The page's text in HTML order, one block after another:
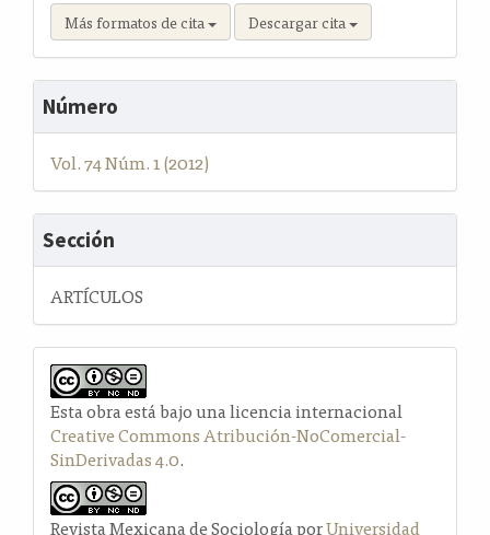
Más formatos de cita Descargar cita
Número
Vol. 74 Núm. 1 (2012)
Sección
ARTÍCULOS
Esta obra está bajo una licencia internacional
Creative Commons Atribución-NoComercial-
SinDerivadas 4.0.
Revista Mexicana de Sociología porUniversidad